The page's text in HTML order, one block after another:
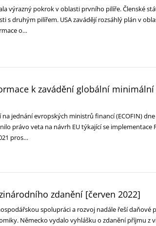
výrazný pokrok v oblasti prvního pilíře. Členské
s druhým pilířem. USA zavádějí rozsáhlý plán v
o…
k zavádění globální minimální
na jednání evropských ministrů financí (ECOFIN)
právo veta na návrh EU týkající se implementace
pros…
zdanění [červen 2022]
spolupráci a rozvoj nadále řeší daňové
Německo vydalo vyhlášku o zdanění příjmu z